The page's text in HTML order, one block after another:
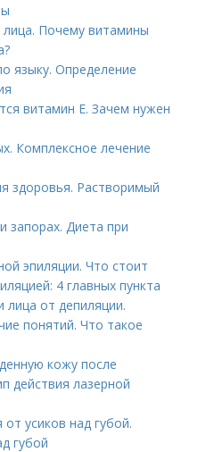
Почему витамины
языку. Определение
витамин Е. Зачем нужен
Комплексное лечение
здоровья. Растворимый
запорах. Диета при
эпиляции. Что стоит
4 главных пункта
лица от депиляции.
понятий. Что такое
кожу после
действия лазерной
усиков над губой.
губой